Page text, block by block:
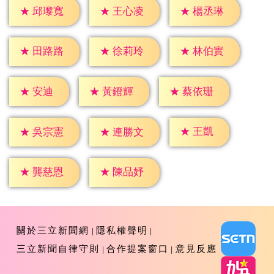
★ 邱瓈寬 ★ 王心凌 ★ 楊丞琳
★ 田路路 ★ 徐莉玲 ★ 林伯實
★ 安迪 ★ 黃鐙輝 ★ 蔡依珊
★ 吳宗憲 ★ 連勝文 ★ 王凱
★ 龔慈恩 ★ 陳品妤
關於三立新聞網
隱私權聲明
三立新聞自律守則
合作提案窗口 意見反應